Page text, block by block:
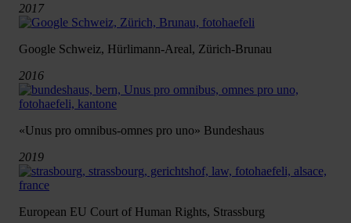
2017
Google Schweiz, Hürlimann-Areal, Zürich-Brunau
2016
«Unus pro omnibus-omnes pro uno» Bundeshaus
2019
European EU Court of Human Rights, Strassburg